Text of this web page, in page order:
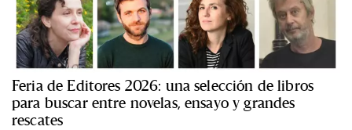
Feria de Editores 2026: una selección de libros
para buscar entre novelas, ensayo y grandes
rescates